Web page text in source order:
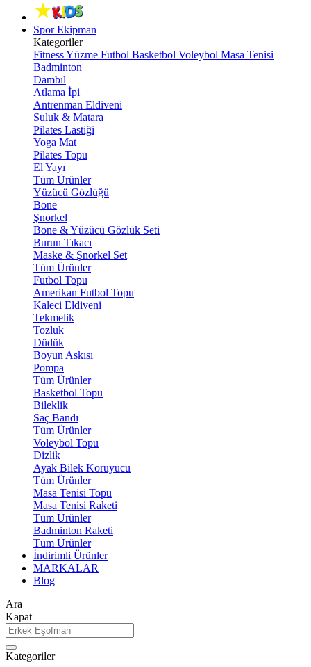
Spor Ekipman
Kategoriler
FitnessYüzme Futbol Basketbol Voleybol Masa Tenisi
Badminton
Dambıl
Atlama İpi
Antrenman Eldiveni
Suluk & Matara
Pilates Lastiği
Yoga Mat
Pilates Topu
El Yayı
Tüm Ürünler
Yüzücü Gözlüğü
Bone
Şnorkel
Bone & Yüzücü Gözlük Seti
Burun Tıkacı
Maske & Şnorkel Set
Tüm Ürünler
Futbol Topu
Amerikan Futbol Topu
Kaleci Eldiveni
Tekmelik
Tozluk
Düdük
Boyun Askısı
Pompa
Tüm Ürünler
Basketbol Topu
Bileklik
Saç Bandı
Tüm Ürünler
Voleybol Topu
Dizlik
Ayak Bilek Koruyucu
Tüm Ürünler
Masa Tenisi Topu
Masa Tenisi Raketi
Tüm Ürünler
Badminton Raketi
Tüm Ürünler
İndirimli Ürünler
MARKALAR
Blog
Ara
Kapat
Kategoriler